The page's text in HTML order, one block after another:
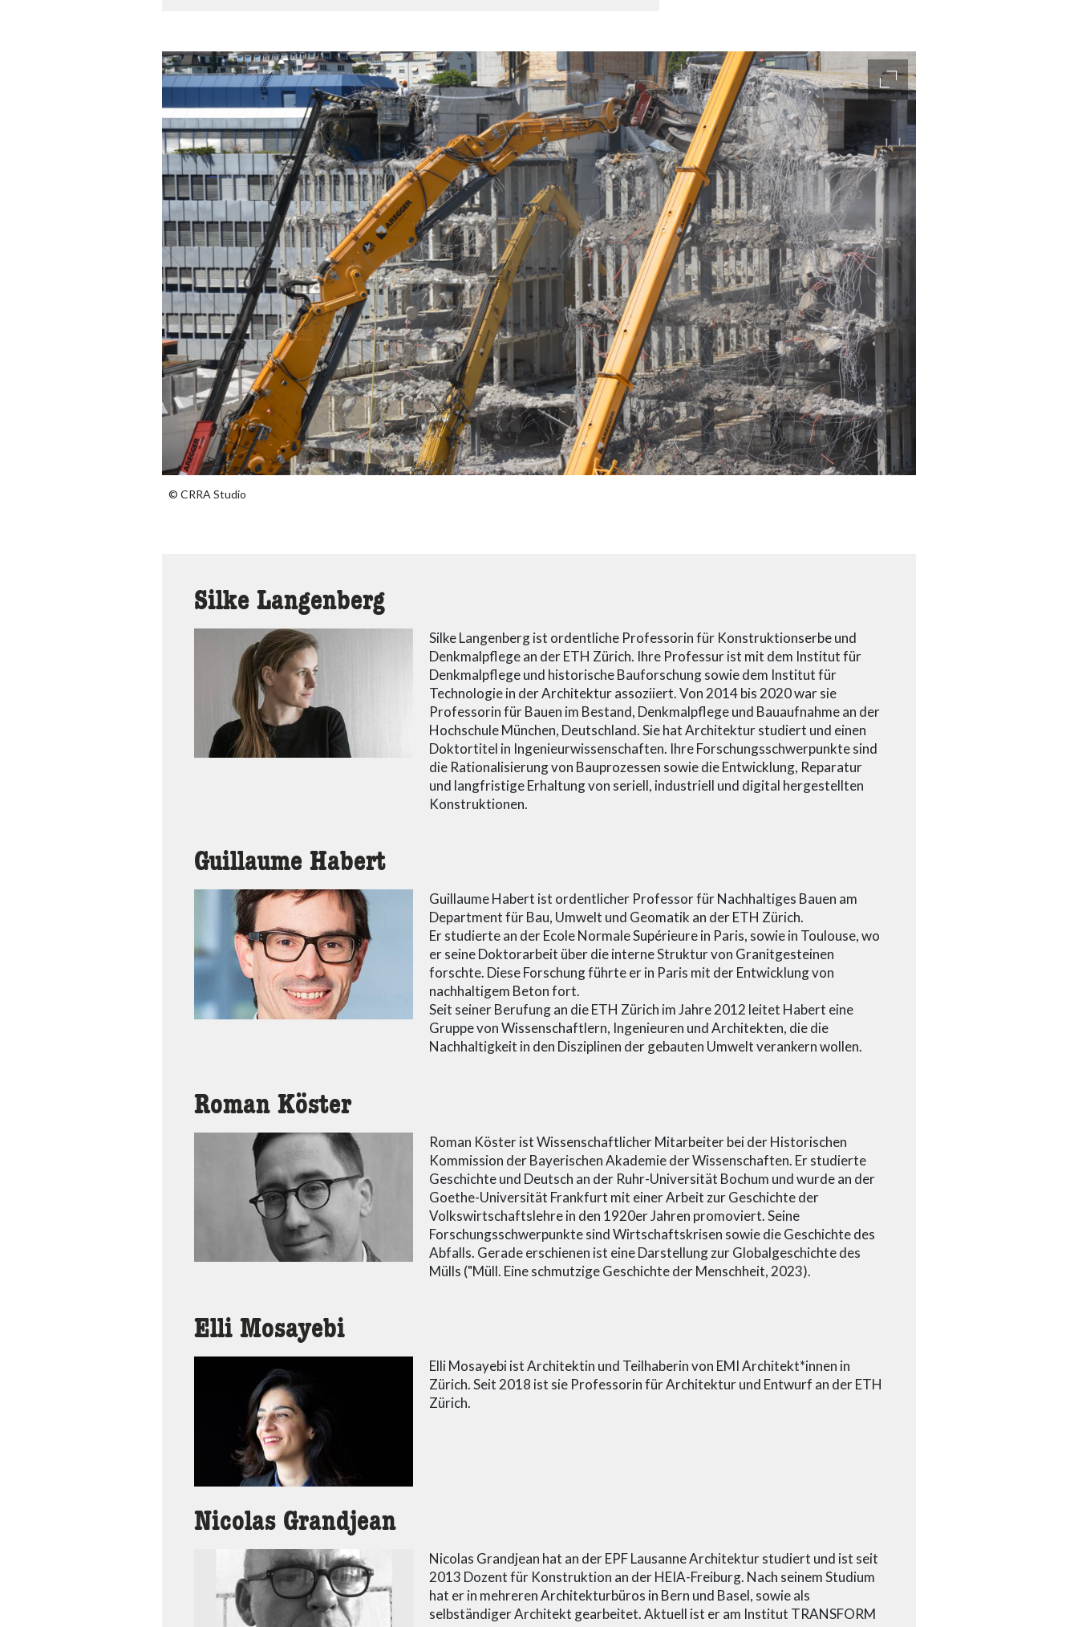
© CRRA Studio
Silke Langenberg
Silke Langenberg ist ordentliche Professorin für Konstruktionserbe und
Denkmalpflege an der ETH Zürich. Ihre Professur ist mit dem Institut für
Denkmalpflege und historische Bauforschung sowie dem Institut für
Technologie in der Architektur assoziiert. Von 2014 bis 2020 war sie
Professorin für Bauen im Bestand, Denkmalpflege und Bauaufnahme an der
Hochschule München, Deutschland. Sie hat Architektur studiert und einen
Doktortitel in Ingenieurwissenschaften. Ihre Forschungsschwerpunkte sind
die Rationalisierung von Bauprozessen sowie die Entwicklung, Reparatur
und langfristige Erhaltung von seriell, industriell und digital hergestellten
Konstruktionen.
Guillaume Habert
Guillaume Habert ist ordentlicher Professor für Nachhaltiges Bauen am
Department für Bau, Umwelt und Geomatik an der ETH Zürich.
Er studierte an der Ecole Normale Supérieure in Paris, sowie in Toulouse, wo
er seine Doktorarbeit über die interne Struktur von Granitgesteinen
forschte. Diese Forschung führte er in Paris mit der Entwicklung von
nachhaltigem Beton fort.
Seit seiner Berufung an die ETH Zürich im Jahre 2012 leitet Habert eine
Gruppe von Wissenschaftlern, Ingenieuren und Architekten, die die
Nachhaltigkeit in den Disziplinen der gebauten Umwelt verankern wollen.
Roman Köster
Roman Köster ist Wissenschaftlicher Mitarbeiter bei der Historischen
Kommission der Bayerischen Akademie der Wissenschaften. Er studierte
Geschichte und Deutsch an der Ruhr-Universität Bochum und wurde an der
Goethe-Universität Frankfurt mit einer Arbeit zur Geschichte der
Volkswirtschaftslehre in den 1920er Jahren promoviert. Seine
Forschungsschwerpunkte sind Wirtschaftskrisen sowie die Geschichte des
Abfalls. Gerade erschienen ist eine Darstellung zur Globalgeschichte des
Mülls ("Müll. Eine schmutzige Geschichte der Menschheit, 2023).
Elli Mosayebi
Elli Mosayebi ist Architektin und Teilhaberin von EMI Architekt*innen in
Zürich. Seit 2018 ist sie Professorin für Architektur und Entwurf an der ETH
Zürich.
Nicolas Grandjean
Nicolas Grandjean hat an der EPF Lausanne Architektur studiert und ist seit
2013 Dozent für Konstruktion an der HEIA-Freiburg. Nach seinem Studium
hat er in mehreren Architekturbüros in Bern und Basel, sowie als
selbständiger Architekt gearbeitet. Aktuell ist er am Institut TRANSFORM